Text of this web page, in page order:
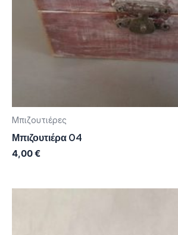
Μπιζουτιέρες
Μπιζουτιέρα 04
4,00€